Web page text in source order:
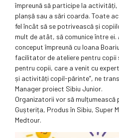
împreună să participe la
planșă sau a sări coarda. Toate
fel încât să se potrivească și
mult de atât, să comunice între
conceput împreună cu Ioana
facilitator de ateliere pentru copii
pentru copii, care a venit cu
și activități copil-părinte”, ne
Manager proiect Sibiu Junior.
Organizatorii vor să
Gușterița, Produs în Sibiu, Super
Medtour.